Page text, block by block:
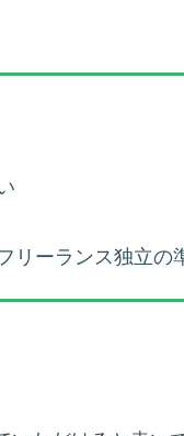
リーランス独立の